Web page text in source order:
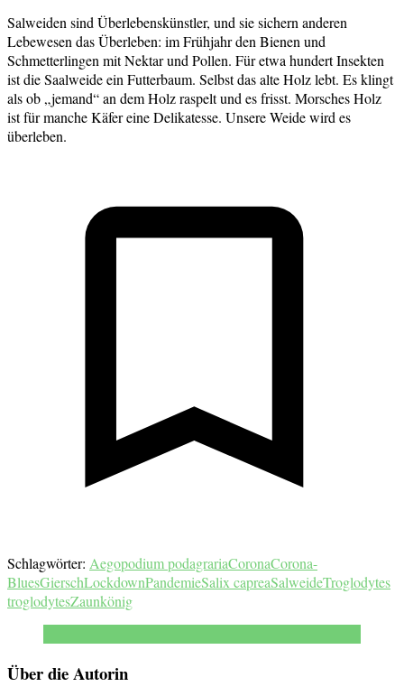
Salweiden sind Überlebenskünstler, und sie sichern anderen
Lebewesen das Überleben: im Frühjahr den Bienen und
Schmetterlingen mit Nektar und Pollen. Für etwa hundert Insekten
ist die Saalweide ein Futterbaum. Selbst das alte Holz lebt. Es klingt
als ob „jemand“ an dem Holz raspelt und es frisst. Morsches Holz
ist für manche Käfer eine Delikatesse. Unsere Weide wird es
überleben.
Schlagwörter: Aegopodium podagrariaCoronaCorona-
BluesGierschLockdownPandemieSalix capreaSalweideTroglodytes
troglodytesZaunkönig
Über die Autorin